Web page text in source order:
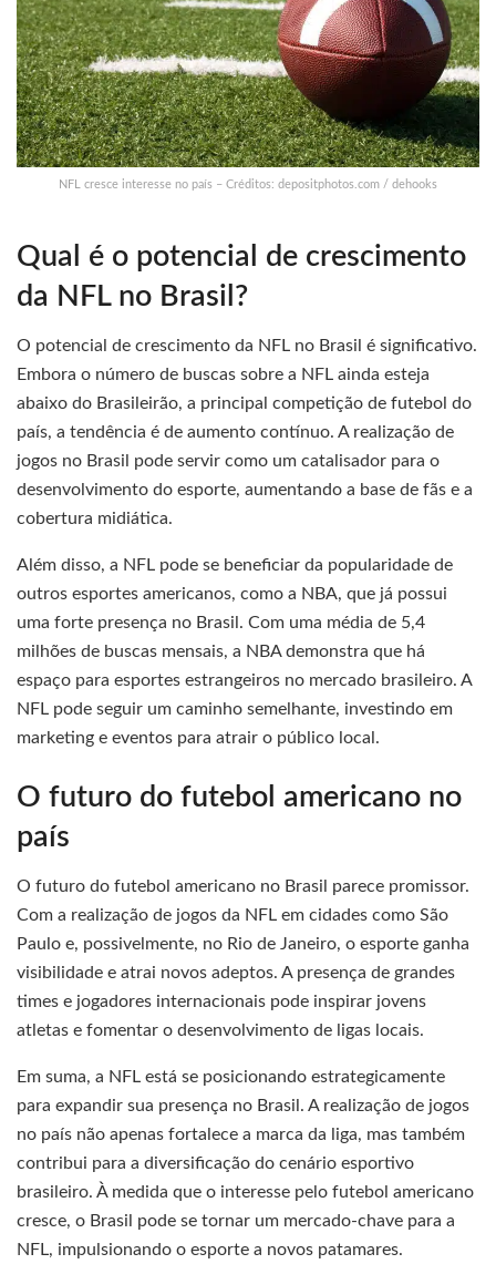
NFL cresce interesse no país – Créditos: depositphotos.com / dehooks
Qual é o potencial de crescimento
da NFL no Brasil?
O potencial de crescimento da NFL no Brasil é significativo.
Embora o número de buscas sobre a NFL ainda esteja
abaixo do Brasileirão, a principal competição de futebol do
país, a tendência é de aumento contínuo. A realização de
jogos no Brasil pode servir como um catalisador para o
desenvolvimento do esporte, aumentando a base de fãs e a
cobertura midiática.
Além disso, a NFL pode se beneficiar da popularidade de
outros esportes americanos, como a NBA, que já possui
uma forte presença no Brasil. Com uma média de 5,4
milhões de buscas mensais, a NBA demonstra que há
espaço para esportes estrangeiros no mercado brasileiro. A
NFL pode seguir um caminho semelhante, investindo em
marketing e eventos para atrair o público local.
O futuro do futebol americano no
país
O futuro do futebol americano no Brasil parece promissor.
Com a realização de jogos da NFL em cidades como São
Paulo e, possivelmente, no Rio de Janeiro, o esporte ganha
visibilidade e atrai novos adeptos. A presença de grandes
times e jogadores internacionais pode inspirar jovens
atletas e fomentar o desenvolvimento de ligas locais.
Em suma, a NFL está se posicionando estrategicamente
para expandir sua presença no Brasil. A realização de jogos
no país não apenas fortalece a marca da liga, mas também
contribui para a diversificação do cenário esportivo
brasileiro. À medida que o interesse pelo futebol americano
cresce, o Brasil pode se tornar um mercado-chave para a
NFL, impulsionando o esporte a novos patamares.